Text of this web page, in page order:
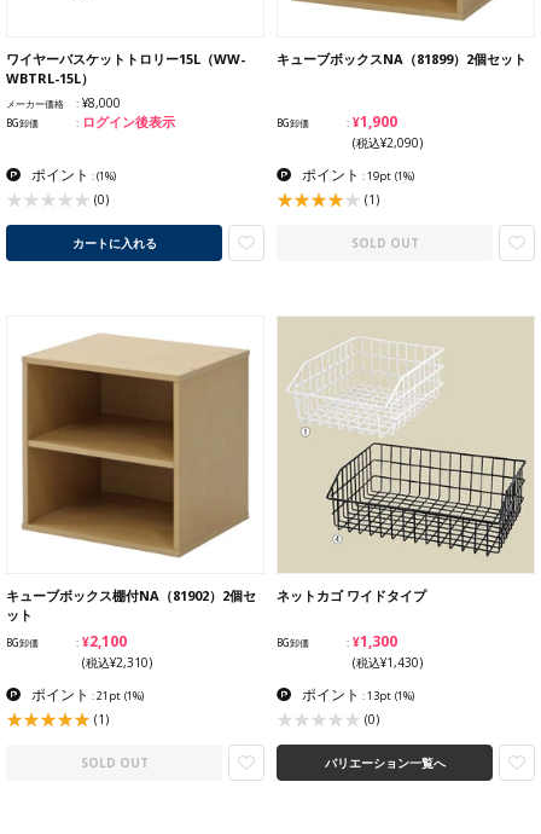
ワイヤーバスケットトロリー15L（WW-
WBTRL-15L）
メーカー価格 ¥8,000
BG卸価 ログイン後表示
ポイント :(1%)
(0)
カートに入れる
キューブボックスNA（81899）2個セット
BG卸価 ¥1,900
(税込¥2,090)
ポイント : 19pt (1%)
(1)
SOLD OUT
キューブボックス棚付NA（81902）2個セ
ット
BG卸価 ¥2,100
(税込¥2,310)
ポイント : 21pt (1%)
(1)
SOLD OUT
ネットカゴ ワイドタイプ
BG卸価 ¥1,300
(税込¥1,430)
ポイント : 13pt (1%)
(0)
バリエーション一覧へ